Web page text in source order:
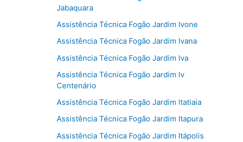
Jabaquara
Assistência Técnica Fogão Jardim Ivone
Assistência Técnica Fogão Jardim Ivana
Assistência Técnica Fogão Jardim Iva
Assistência Técnica Fogão Jardim Iv
Centenário
Assistência Técnica Fogão Jardim Itatiaia
Assistência Técnica Fogão Jardim Itapura
Assistência Técnica Fogão Jardim Itápolis